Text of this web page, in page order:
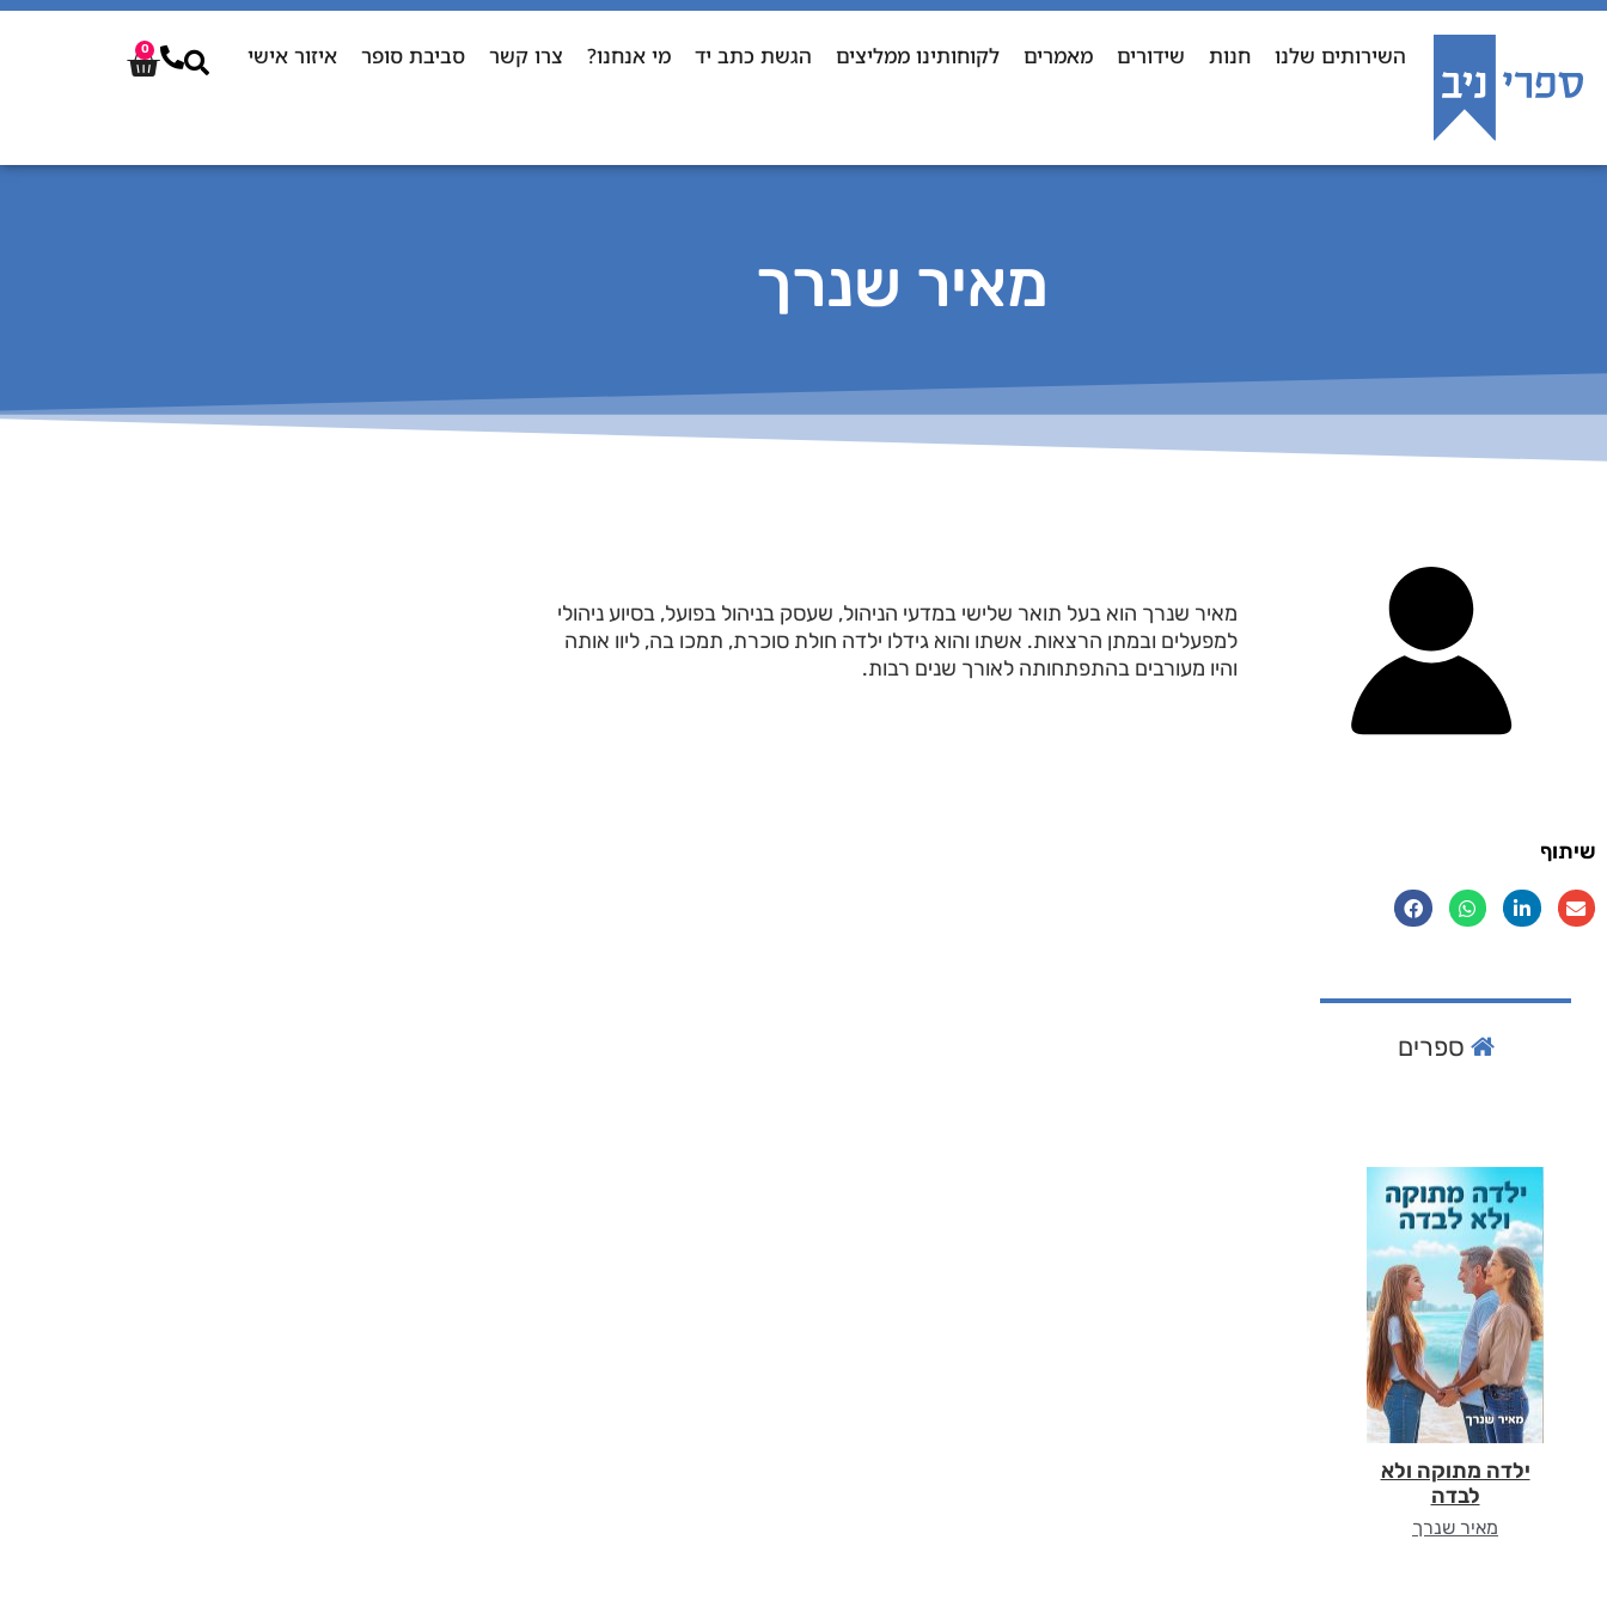
השירותים שלנו חנות שידורים מאמרים לקוחותינו ממליצים הגשת כתב יד מי אנחנו? צרו קשר סביבת סופר איזור אישי 0
מאיר שנרך
מאיר שנרך הוא בעל תואר שלישי במדעי הניהול, שעסק בניהול בפועל, בסיוע ניהולי
למפעלים ובמתן הרצאות. אשתו והוא גידלו ילדה חולת סוכרת, תמכו בה, ליוו אותה
והיו מעורבים בהתפתחותה לאורך שנים רבות.
שיתוף
ספרים
ילדה מתוקה ולא
לבדה
מאיר שנרך